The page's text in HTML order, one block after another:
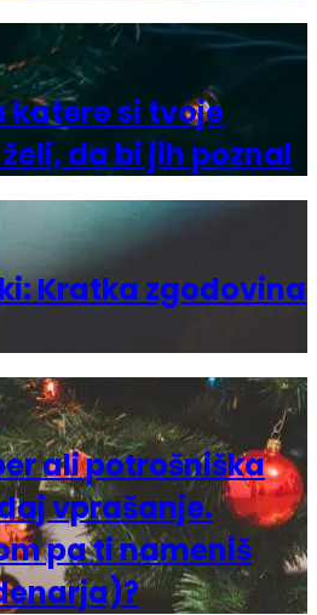
katere si tvoje
da bi jih poznal
Kratka zgodovina
ali potrošniška
vprašanje.
pa ti nameniš